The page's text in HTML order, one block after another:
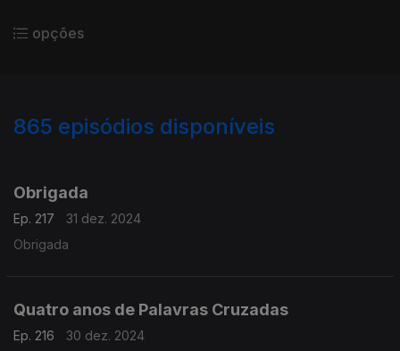
opções
865 episódios disponíveis
Obrigada
Ep. 217
31 dez. 2024
Obrigada
Quatro anos de Palavras Cruzadas
Ep. 216
30 dez. 2024